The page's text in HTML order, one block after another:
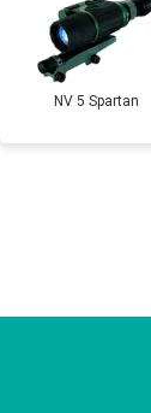
NV 5 Spartan